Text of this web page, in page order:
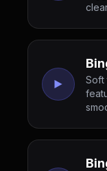
Soft